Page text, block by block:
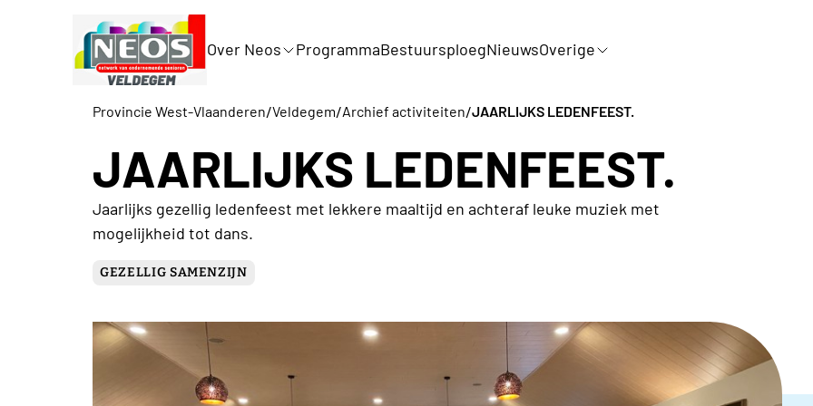
Over Neos ProgrammaBestuursploegNieuwsOverige
Provincie West-Vlaanderen/Veldegem/Archief activiteiten/JAARLIJKS LEDENFEEST.
JAARLIJKS LEDENFEEST.
Jaarlijks gezellig ledenfeest met lekkere maaltijd en achteraf leuke muziek met
mogelijkheid tot dans.
GEZELLIG SAMENZIJN